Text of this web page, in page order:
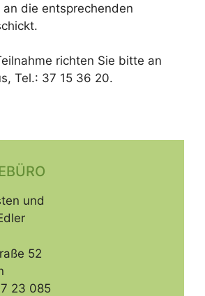
an die entsprechenden
richten Sie bitte an
Tel.: 37 15 36 20.
und
52
23 085